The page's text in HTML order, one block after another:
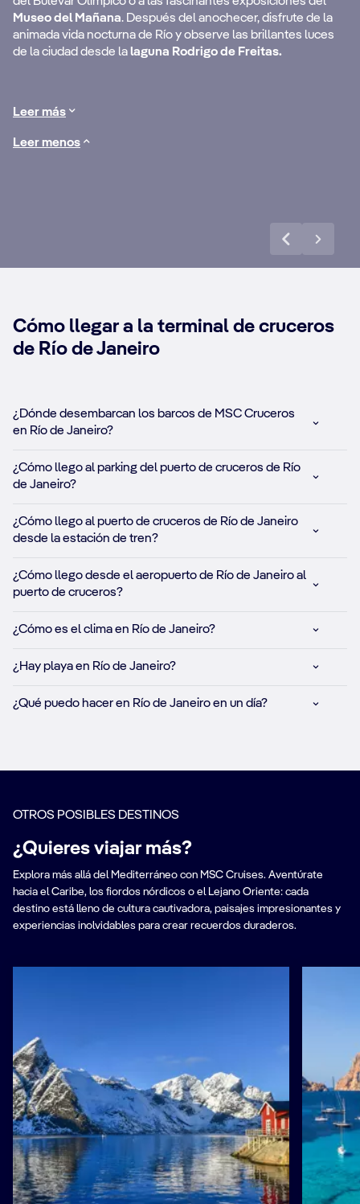
de Janeiro.
Museo del Mañana. Después del anochecer, disfrute de la
animada vida nocturna de Río y observe las brillantes luces
de la ciudad desde lalaguna Rodrigo de Freitas.
Leer más
Leer menos
Siente la arena bajo
y Copacabana.
Cómo llegar a la terminal de cruceros
de Río de Janeiro
¿Dónde desembarcan los barcos de MSC Cruceros
en Río de Janeiro?
¿Cómo llego al parking del puerto de cruceros de Río
de Janeiro?
¿Cómo llego al puerto de cruceros de Río de Janeiro
desde la estación de tren?
¿Cómo llego desde el aeropuerto de Río de Janeiro al
puerto de cruceros?
¿Cómo es el clima en Río de Janeiro?
¿Hay playa en Río de Janeiro?
¿Qué puedo hacer en Río de Janeiro en un día?
OTROS POSIBLES DESTINOS
¿Quieres viajar más?
Explora más allá del Mediterráneo con MSC Cruises. Aventúrate
hacia el Caribe, los fiordos nórdicos o el Lejano Oriente: cada
destino está lleno de cultura cautivadora, paisajes impresionantes y
experiencias inolvidables para crear recuerdos duraderos.